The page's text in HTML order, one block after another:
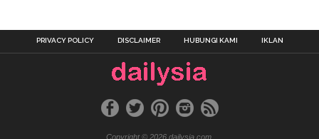
PRIVACY POLICY DISCLAIMER HUBUNGI KAMI IKLAN
Copyright © 2026 dailysia.com.